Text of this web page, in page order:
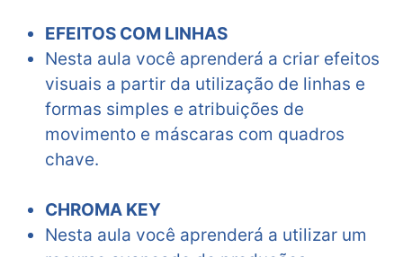
EFEITOS COM LINHAS
Nesta aula você aprenderá a criar efeitos
visuais a partir da utilização de linhas e
formas simples e atribuições de
movimento e máscaras com quadros
chave.
CHROMA KEY
Nesta aula você aprenderá a utilizar um